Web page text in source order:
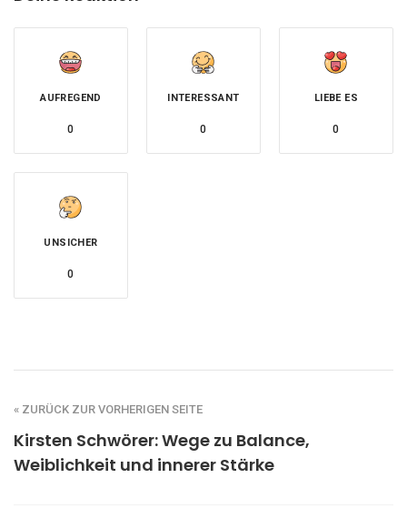
AUFREGEND
0
INTERESSANT
0
LIEBE ES
0
UNSICHER
0
« ZURÜCK ZUR VORHERIGEN SEITE
Kirsten Schwörer: Wege zu Balance,
Weiblichkeit und innerer Stärke